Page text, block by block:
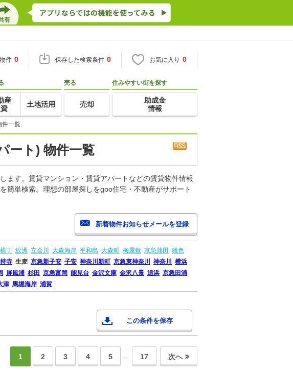
件 0 保存した検索条件 0 お気に入り 0
産
土地活用
売る
売却
住みやすい街を探す
助成金
情報
件一覧
ート) 物件一覧
ます。賃貸マンション・賃貸アパートなどの賃貸物件情報
簡単検索。理想の部屋探しをgoo住宅・不動産がサポート
丁 鮫洲 立会川 大森海岸 平和島 大森町 梅屋敷 京急蒲田 雑色
寺 生麦 京急新子安 子安 神奈川新町 京急東神奈川 神奈川
横浜
屏風浦 杉田 京急富岡 能見台 金沢文庫 金沢八景 追浜 京急田浦
津 馬堀海岸 浦賀
この条件を保存
1 2 3 4 5 … 17 次へ